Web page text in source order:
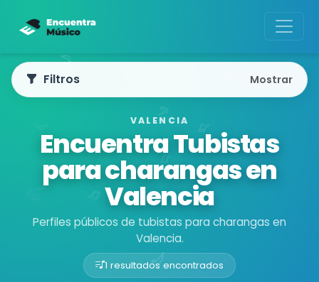
VALENCIA
Encuentra Tubistas
para charangas en
Valencia
Perfiles públicos de tubistas para charangas en
Valencia.
1 resultados encontrados
Filtros Mostrar